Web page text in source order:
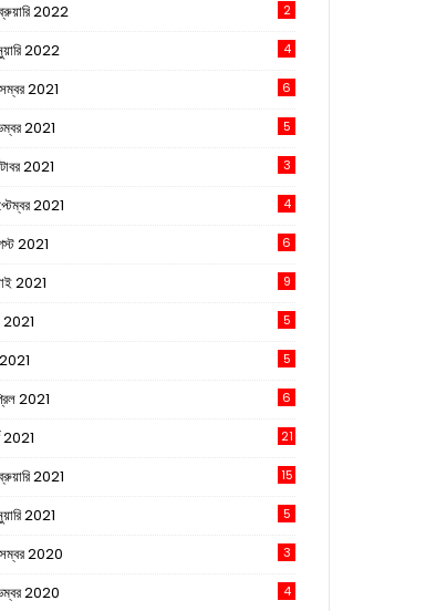
2022 2
2022 4
2021 6
2021 5
2021 3
2021 4
2021 6
2021 9
5
5
2021 6
2021 21
2021 15
2021 5
2020 3
2020 4